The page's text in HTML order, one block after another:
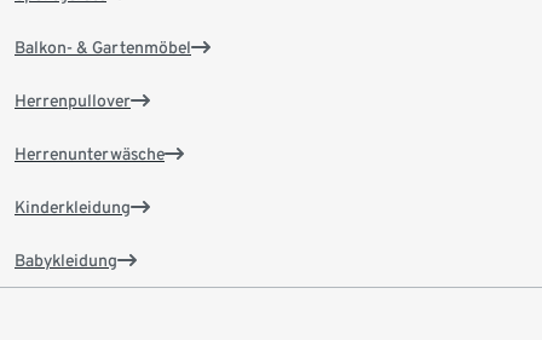
Balkon- & Gartenmöbel
Herrenpullover
Herrenunterwäsche
Kinderkleidung
Babykleidung